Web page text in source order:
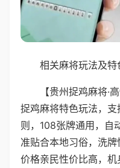
相关麻将玩法及特
【贵州捉鸡麻将·
捉鸡麻将特色玩法，
则，108张牌通用，自
准贴合本地习俗，洗牌
价格亲民性价比高，